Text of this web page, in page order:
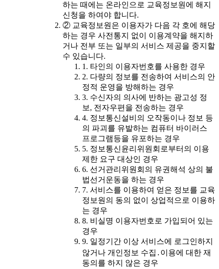
하는 때에는 온라인으로 교육정보원에 해지
신청을 하여야 합니다.
② 교육정보원은 이용자가 다음 각 호에 해당
하는 경우 사전통지 없이 이용계약을 해지하
거나 전부 또는 일부의 서비스 제공을 중지할
수 있습니다.
1. 타인의 이용자번호를 사용한 경우
2. 다량의 정보를 전송하여 서비스의 안
정적 운영을 방해하는 경우
3. 수신자의 의사에 반하는 광고성 정
보, 전자우편을 전송하는 경우
4. 정보통신설비의 오작동이나 정보 등
의 파괴를 유발하는 컴퓨터 바이러스
프로그램등을 유포하는 경우
5. 정보통신윤리위원회로부터의 이용
제한 요구 대상인 경우
6. 선거관리위원회의 유권해석 상의 불
법선거운동을 하는 경우
7. 서비스를 이용하여 얻은 정보를 교육
정보원의 동의 없이 상업적으로 이용하
는 경우
8. 비실명 이용자번호로 가입되어 있는
경우
9. 일정기간 이상 서비스에 로그인하지
않거나 개인정보 수집․이용에 대한 재
동의를 하지 않은 경우